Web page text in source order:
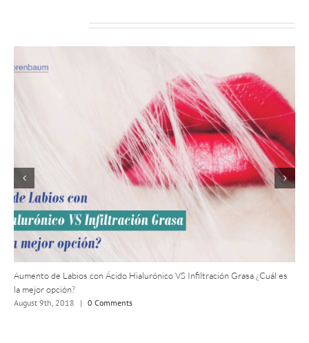
Aumento de Labios con Ácido Hialurónico VS Infiltración Grasa ¿Cuál es
la mejor opción?
August 9th, 2018 | 0 Comments